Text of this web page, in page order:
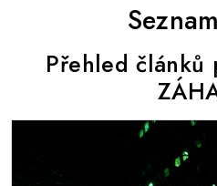
Přehled článků